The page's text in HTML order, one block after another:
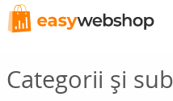
Categorii și